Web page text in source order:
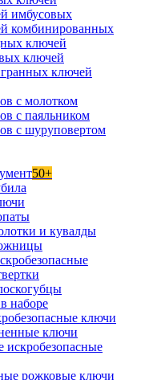
имбусовых
комбинированных
ключей
ключей
ключей
с молотком
с паяльником
с шуруповертом
50+
и кувалды
наборе
ключи
ключи
рожковые ключи